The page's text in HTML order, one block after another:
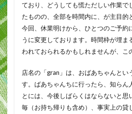
ており、どうしても慌ただしい作業で
たものの、全部を時間内に、が主目的
今回、休業明けから、ひとつのご予約
うに変更しております。時間枠が埋ま
われておられるかもしれませんが、こ
店名の「gran」は、おばあちゃんとい
す。ばあちゃんちに行ったら、知らん
とには、今後しばらくはならないと思
毎（お持ち帰りも含め）、事実上の貸